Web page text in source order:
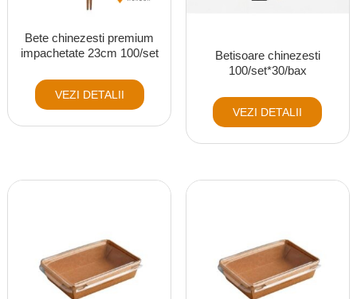
Bete chinezesti premium
impachetate 23cm 100/set
VEZI DETALII
Betisoare chinezesti
100/set*30/bax
VEZI DETALII